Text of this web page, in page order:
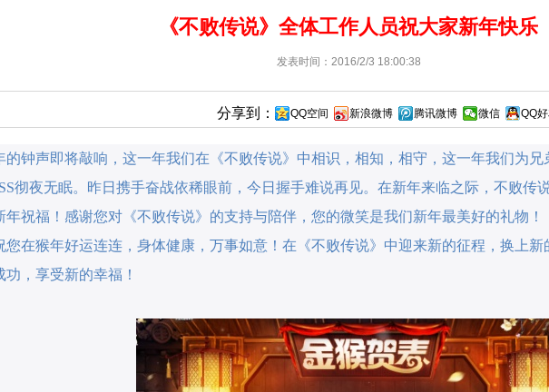
《不败传说》全体工作人员祝大家新年快乐
发表时间：2016/2/3 18:00:38
分享到： QQ空间 新浪微博 腾讯微博 微信 QQ
钟声即将敲响，这一年我们在《不败传说》中相识，相知，相守，这一年我们为兄
彻夜无眠。昨日携手奋战依稀眼前，今日握手难说再见。 在新年来临之际， 不败传
年祝福！ 感谢您对《不败传说》的支持与陪伴，您的微笑是我们新年最美好的礼物！
您在猴年好运连连，身体健康，万事如意！ 在《不败传说》 中迎来新的征程，换上
功，享受新的幸福！